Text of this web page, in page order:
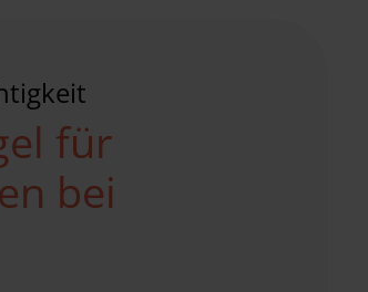
für
bei